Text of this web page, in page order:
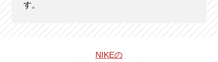
す。
NIKEの